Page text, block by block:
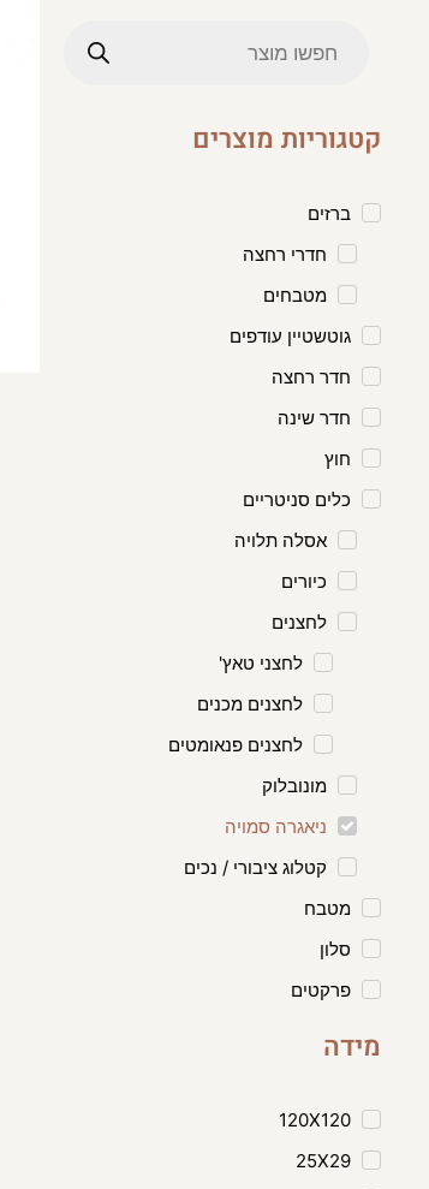
קטגוריות מוצרים
ברזים
חדרי רחצה
מטבחים
גוטשטיין עודפים
חדר רחצה
חדר שינה
חוץ
כלים סניטריים
אסלה תלויה
כיורים
לחצנים
לחצני טאץ'
לחצנים מכנים
לחצנים פנאומטים
מונובלוק
ניאגרה סמויה
קטלוג ציבורי / נכים
מטבח
סלון
פרקטים
מידה
120X120
25X29